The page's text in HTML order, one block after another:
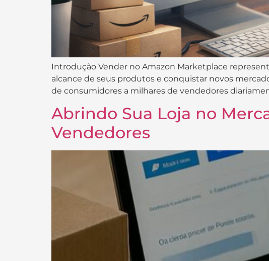
Introdução Vender no Amazon Marketplace
alcance de seus produtos e conquistar novos
de consumidores a milhares de vendedores
Abrindo Sua Loja no
Vendedores